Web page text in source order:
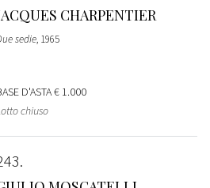
CHARPENTIER
sedie, 1965
D'ASTA€ 1.000
chiuso